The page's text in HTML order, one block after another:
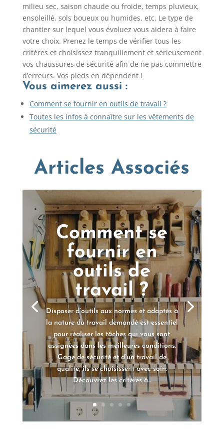
milieu sec, saison chaude ou froide, temps pluvieux,
ensoleillé, sols boueux ou humides, etc. Le type de
chantier sur lequel vous évoluez vous aidera à faire
votre choix. Prenez le temps de vérifier tous les
critères et choisissez tranquillement et sérieusement
vos chaussures de sécurité afin de ne pas commettre
d’erreurs. Vos pieds en dépendent !
Vous aimerez aussi :
Comment se fournir en outils de travail ?
Toutes les infos à connaître sur les vêtements de
sécurité
Articles Associés
Comment se
fournir en
outils de
travail ?
Disposer d’outils aux normes et adaptés à
la nature du travail demandé est essentiel
pour réaliser les tâches qui vous sont
assignées dans les meilleures conditions.
Gage de sécurité et d’un travail de
qualité, ils se choisissent avec soin.
Découvrez les critères à...